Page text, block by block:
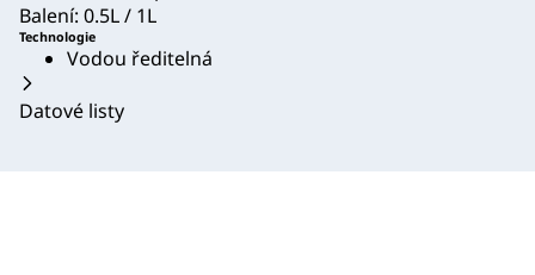
Balení: 0.5L / 1L
Technologie
Vodou ředitelná
Datové listy